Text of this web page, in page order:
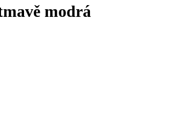
modrá